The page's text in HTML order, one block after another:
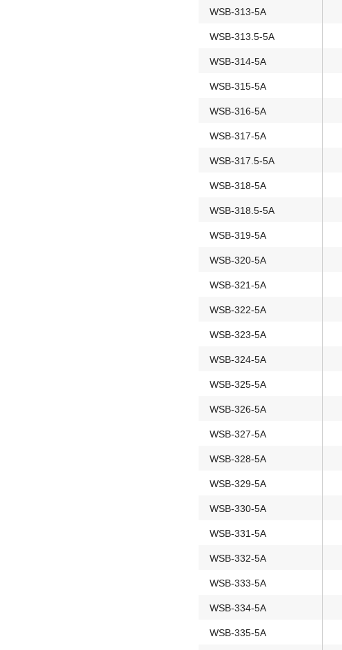
WSB-313-5A
WSB-313.5-5A
WSB-314-5A
WSB-315-5A
WSB-316-5A
WSB-317-5A
WSB-317.5-5A
WSB-318-5A
WSB-318.5-5A
WSB-319-5A
WSB-320-5A
WSB-321-5A
WSB-322-5A
WSB-323-5A
WSB-324-5A
WSB-325-5A
WSB-326-5A
WSB-327-5A
WSB-328-5A
WSB-329-5A
WSB-330-5A
WSB-331-5A
WSB-332-5A
WSB-333-5A
WSB-334-5A
WSB-335-5A